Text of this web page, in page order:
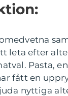
leta efter
Pasta,
fått en
nyttiga